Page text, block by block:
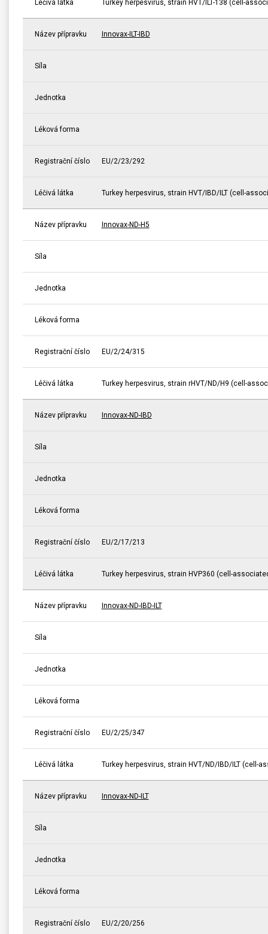
Léčivá látka Turkey herpesvirus, strain HVT/ILT-138 (cell-
Název přípravku Innovax-ILT-IBD
Síla
Jednotka
Léková forma
Registrační číslo EU/2/23/292
Léčivá látka Turkey herpesvirus, strain HVT/IBD/ILT (cell-
Název přípravku Innovax-ND-H5
Síla
Jednotka
Léková forma
Registrační číslo EU/2/24/315
Léčivá látka Turkey herpesvirus, strain rHVT/ND/H9 (cell-
Název přípravku Innovax-ND-IBD
Síla
Jednotka
Léková forma
Registrační číslo EU/2/17/213
Léčivá látka Turkey herpesvirus, strain HVP360 (cell-
Název přípravku Innovax-ND-IBD-ILT
Síla
Jednotka
Léková forma
Registrační číslo EU/2/25/347
Léčivá látka Turkey herpesvirus, strain HVT/ND/IBD/ILT
Název přípravku Innovax-ND-ILT
Síla
Jednotka
Léková forma
Registrační číslo EU/2/20/256